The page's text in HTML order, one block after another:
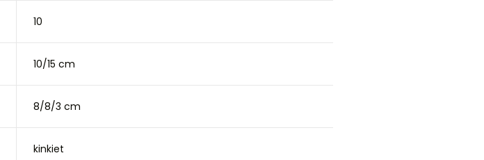
10
10/15 cm
8/8/3 cm
kinkiet